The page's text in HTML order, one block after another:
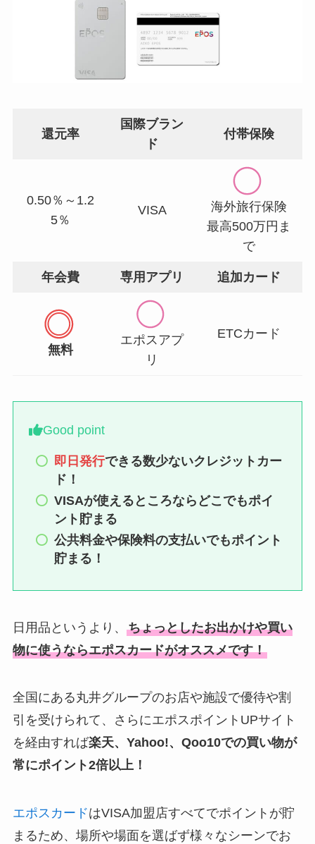
還元率
国際ブラン
ド
付帯保険
0.50％～1.2
5％
VISA
海外旅行保険
最高500万円ま
で
年会費 専用アプリ 追加カード
無料
エポスアプ
リ
ETCカード
Good point
即日発行できる数少ないクレジットカー
ド！
VISAが使えるところならどこでもポイ
ント貯まる
公共料金や保険料の支払いでもポイント
貯まる！
日用品というより、 ちょっとしたお出かけや買い
物に使うならエポスカードがオススメです！
全国にある丸井グループのお店や施設で優待や割
引を受けられて、さらにエポスポイントUPサイト
を経由すれば楽天、Yahoo!、Qoo10での買い物が
常にポイント2倍以上！
エポスカードはVISA加盟店すべてでポイントが貯
まるため、場所や場面を選ばず様々なシーンでお